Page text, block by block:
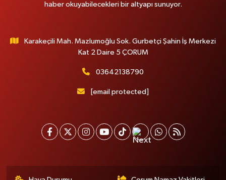
haber okuyabilecekleri bir altyapı sunuyor.
Karakeçili Mah. Mazlumoğlu Sok. Gurbetçi Şahin İş Merkezi
Kat 2 Daire 5 ÇORUM
03642138790
[email protected]